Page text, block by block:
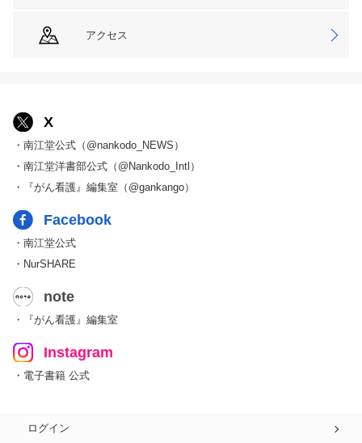
アクセス
X
・南江堂公式（@nankodo_NEWS）
・南江堂洋書部公式（@Nankodo_Intl）
・『がん看護』編集室（@gankango）
Facebook
・南江堂公式
・NurSHARE
note
・『がん看護』編集室
Instagram
・電子書籍 公式
ログイン